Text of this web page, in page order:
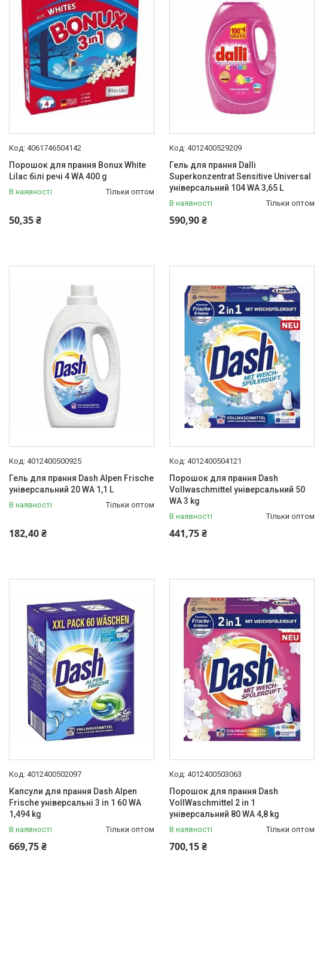
Засоби з догляду за Тілом і
Волоссям
Господарські Товари
Засоби для Миття посуду
4061746504142
Порошок для прання Bonux White
Lilac білі речі 4 WA 400 g
В наявності Тільки оптом
50,35 ₴
4012400529209
Гель для прання Dalli
Superkonzentrat Sensitive Universal
універсальний 104 WA 3,65 L
В наявності Тільки оптом
590,90 ₴
4012400500925
Гель для прання Dash Alpen Frische
універсальний 20 WA 1,1 L
В наявності Тільки оптом
182,40 ₴
4012400504121
Порошок для прання Dash
Vollwaschmittel універсальний 50
WA 3 kg
В наявності Тільки оптом
441,75 ₴
4012400502097
Капсули для прання Dash Alpen
Frische універсальні 3 in 1 60 WA
1,494 kg
В наявності Тільки оптом
669,75 ₴
4012400503063
Порошок для прання Dash
VollWaschmittel 2 in 1
універсальний 80 WA 4,8 kg
В наявності Тільки оптом
700,15 ₴